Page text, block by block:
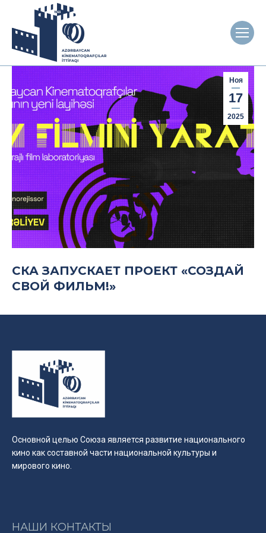
Ноя
17
2025
СКА ЗАПУСКАЕТ ПРОЕКТ «СОЗДАЙ
СВОЙ ФИЛЬМ!»
Основной целью Союза является развитие национального
кино как составной части национальной культуры и
мирового кино.
НАШИ КОНТАКТЫ